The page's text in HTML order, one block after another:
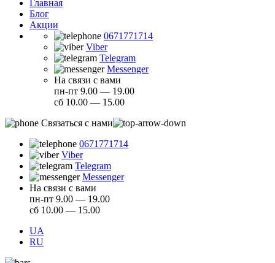
Главная
Блог
Акции
0671771714
Viber
Telegram
Messenger
На связи с вами
пн-пт 9.00 — 19.00
сб 10.00 — 15.00
Связаться с нами
0671771714
Viber
Telegram
Messenger
На связи с вами
пн-пт 9.00 — 19.00
сб 10.00 — 15.00
UA
RU